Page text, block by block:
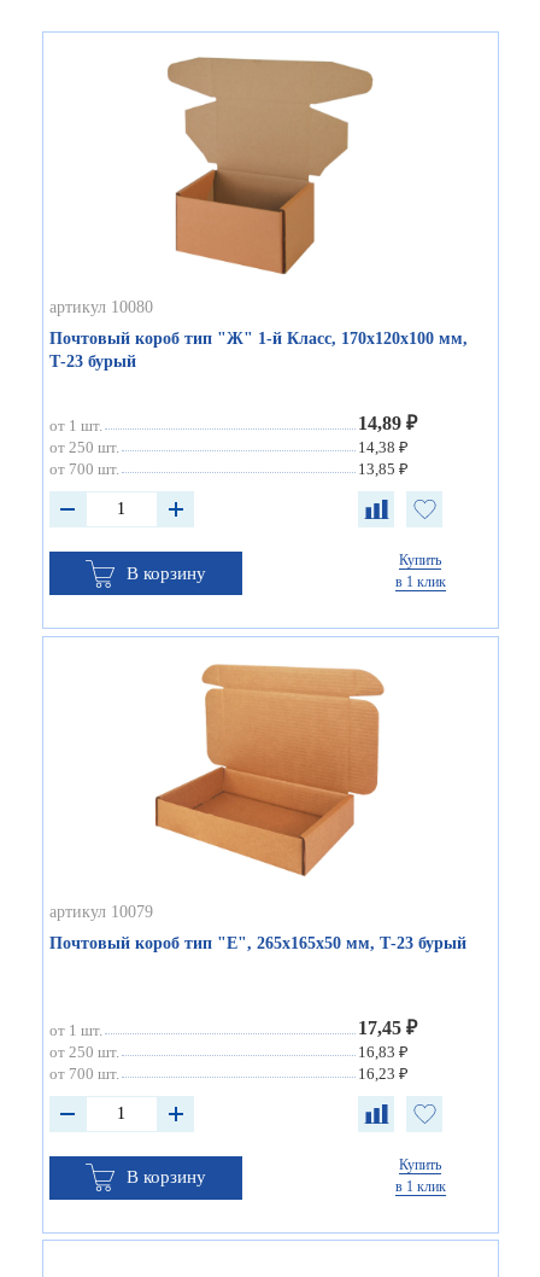
артикул 10080
Почтовый короб тип "Ж" 1-й Класс, 170х120х100 мм,
Т-23 бурый
от 1 шт. 14,89 ₽
от 250 шт.
14,38 ₽
от 700 шт.
13,85 ₽
В корзину
Купить
в 1 клик
артикул 10079
Почтовый короб тип "Е", 265х165х50 мм, Т-23 бурый
от 1 шт. 17,45 ₽
от 250 шт.
16,83 ₽
от 700 шт.
16,23 ₽
В корзину
Купить
в 1 клик